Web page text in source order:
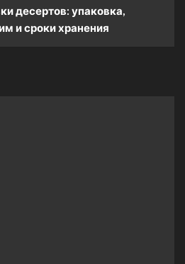
десертов: упаковка,
и сроки хранения